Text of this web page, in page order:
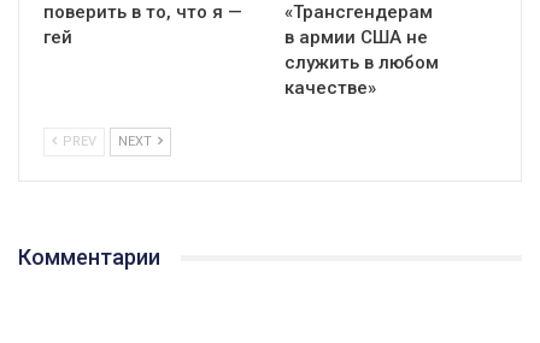
поверить в то, что я —
гей
«Трансгендерам
в армии США не
служить в любом
качестве»
PREV NEXT
Комментарии